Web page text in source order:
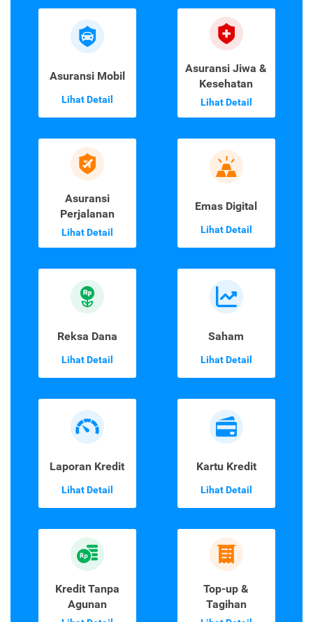
Asuransi Mobil
Lihat Detail
Asuransi Jiwa &
Kesehatan
Lihat Detail
Asuransi
Perjalanan
Lihat Detail
Emas Digital
Lihat Detail
Reksa Dana
Lihat Detail
Saham
Lihat Detail
Laporan Kredit
Lihat Detail
Kartu Kredit
Lihat Detail
Kredit Tanpa
Agunan
Top-up &
Tagihan